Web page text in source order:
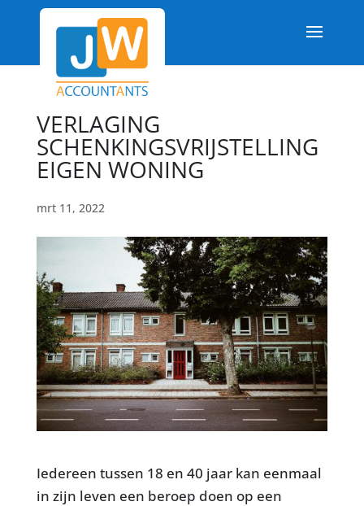
VERLAGING
SCHENKINGSVRIJSTELLING
EIGEN WONING
mrt 11, 2022
Iedereen tussen 18 en 40 jaar kan eenmaal
in zijn leven een beroep doen op een